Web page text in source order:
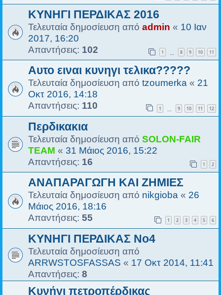
ΚΥΝΗΓΙ ΠΕΡΔΙΚΑΣ 2016
Τελευταία δημοσίευση από admin « 10 Ιαν
2017, 16:20
Απαντήσεις: 102 1 … 8 9 10 11
Αυτο ειναι κυνηγι τελικα?????
Τελευταία δημοσίευση από tzoumerka « 21
Οκτ 2016, 14:18
Απαντήσεις: 110 1 9 10 11 12
Περδικακια
Τελευταία δημοσίευση από SOLON-FAIR
ΤΕΑΜ « 31 Μάιος 2016, 15:22
Απαντήσεις: 16 1 2
ΑΝΑΠΑΡΑΓΩΓΗ ΚΑΙ ΖΗΜΙΕΣ
Τελευταία δημοσίευση από nikgioba « 26
Μάιος 2016, 18:16
Απαντήσεις: 55 1 2 3 4 5 6
ΚΥΝΗΓΙ ΠΕΡΔΙΚΑΣ No4
Τελευταία δημοσίευση από
ARRWSTOSFASSAS « 17 Οκτ 2014, 11:41
Απαντήσεις: 8
Κυνήγι πετροπέρδικας